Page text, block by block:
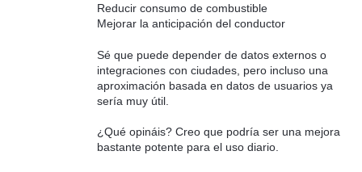
Reducir consumo de combustible
Mejorar la anticipación del conductor
Sé que puede depender de datos externos o
integraciones con ciudades, pero incluso una
aproximación basada en datos de usuarios ya
sería muy útil.
¿Qué opináis? Creo que podría ser una mejora
bastante potente para el uso diario.